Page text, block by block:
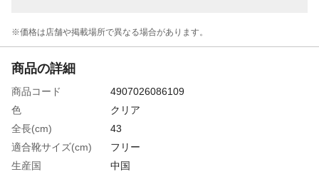
※価格は​店舗や​掲載場所で​異なる​場合が​あります。
商品の詳細
商品コード
4907026086109
色
クリア
全長(cm)
43
適合靴サイズ(cm)
フリー
生産国
中国